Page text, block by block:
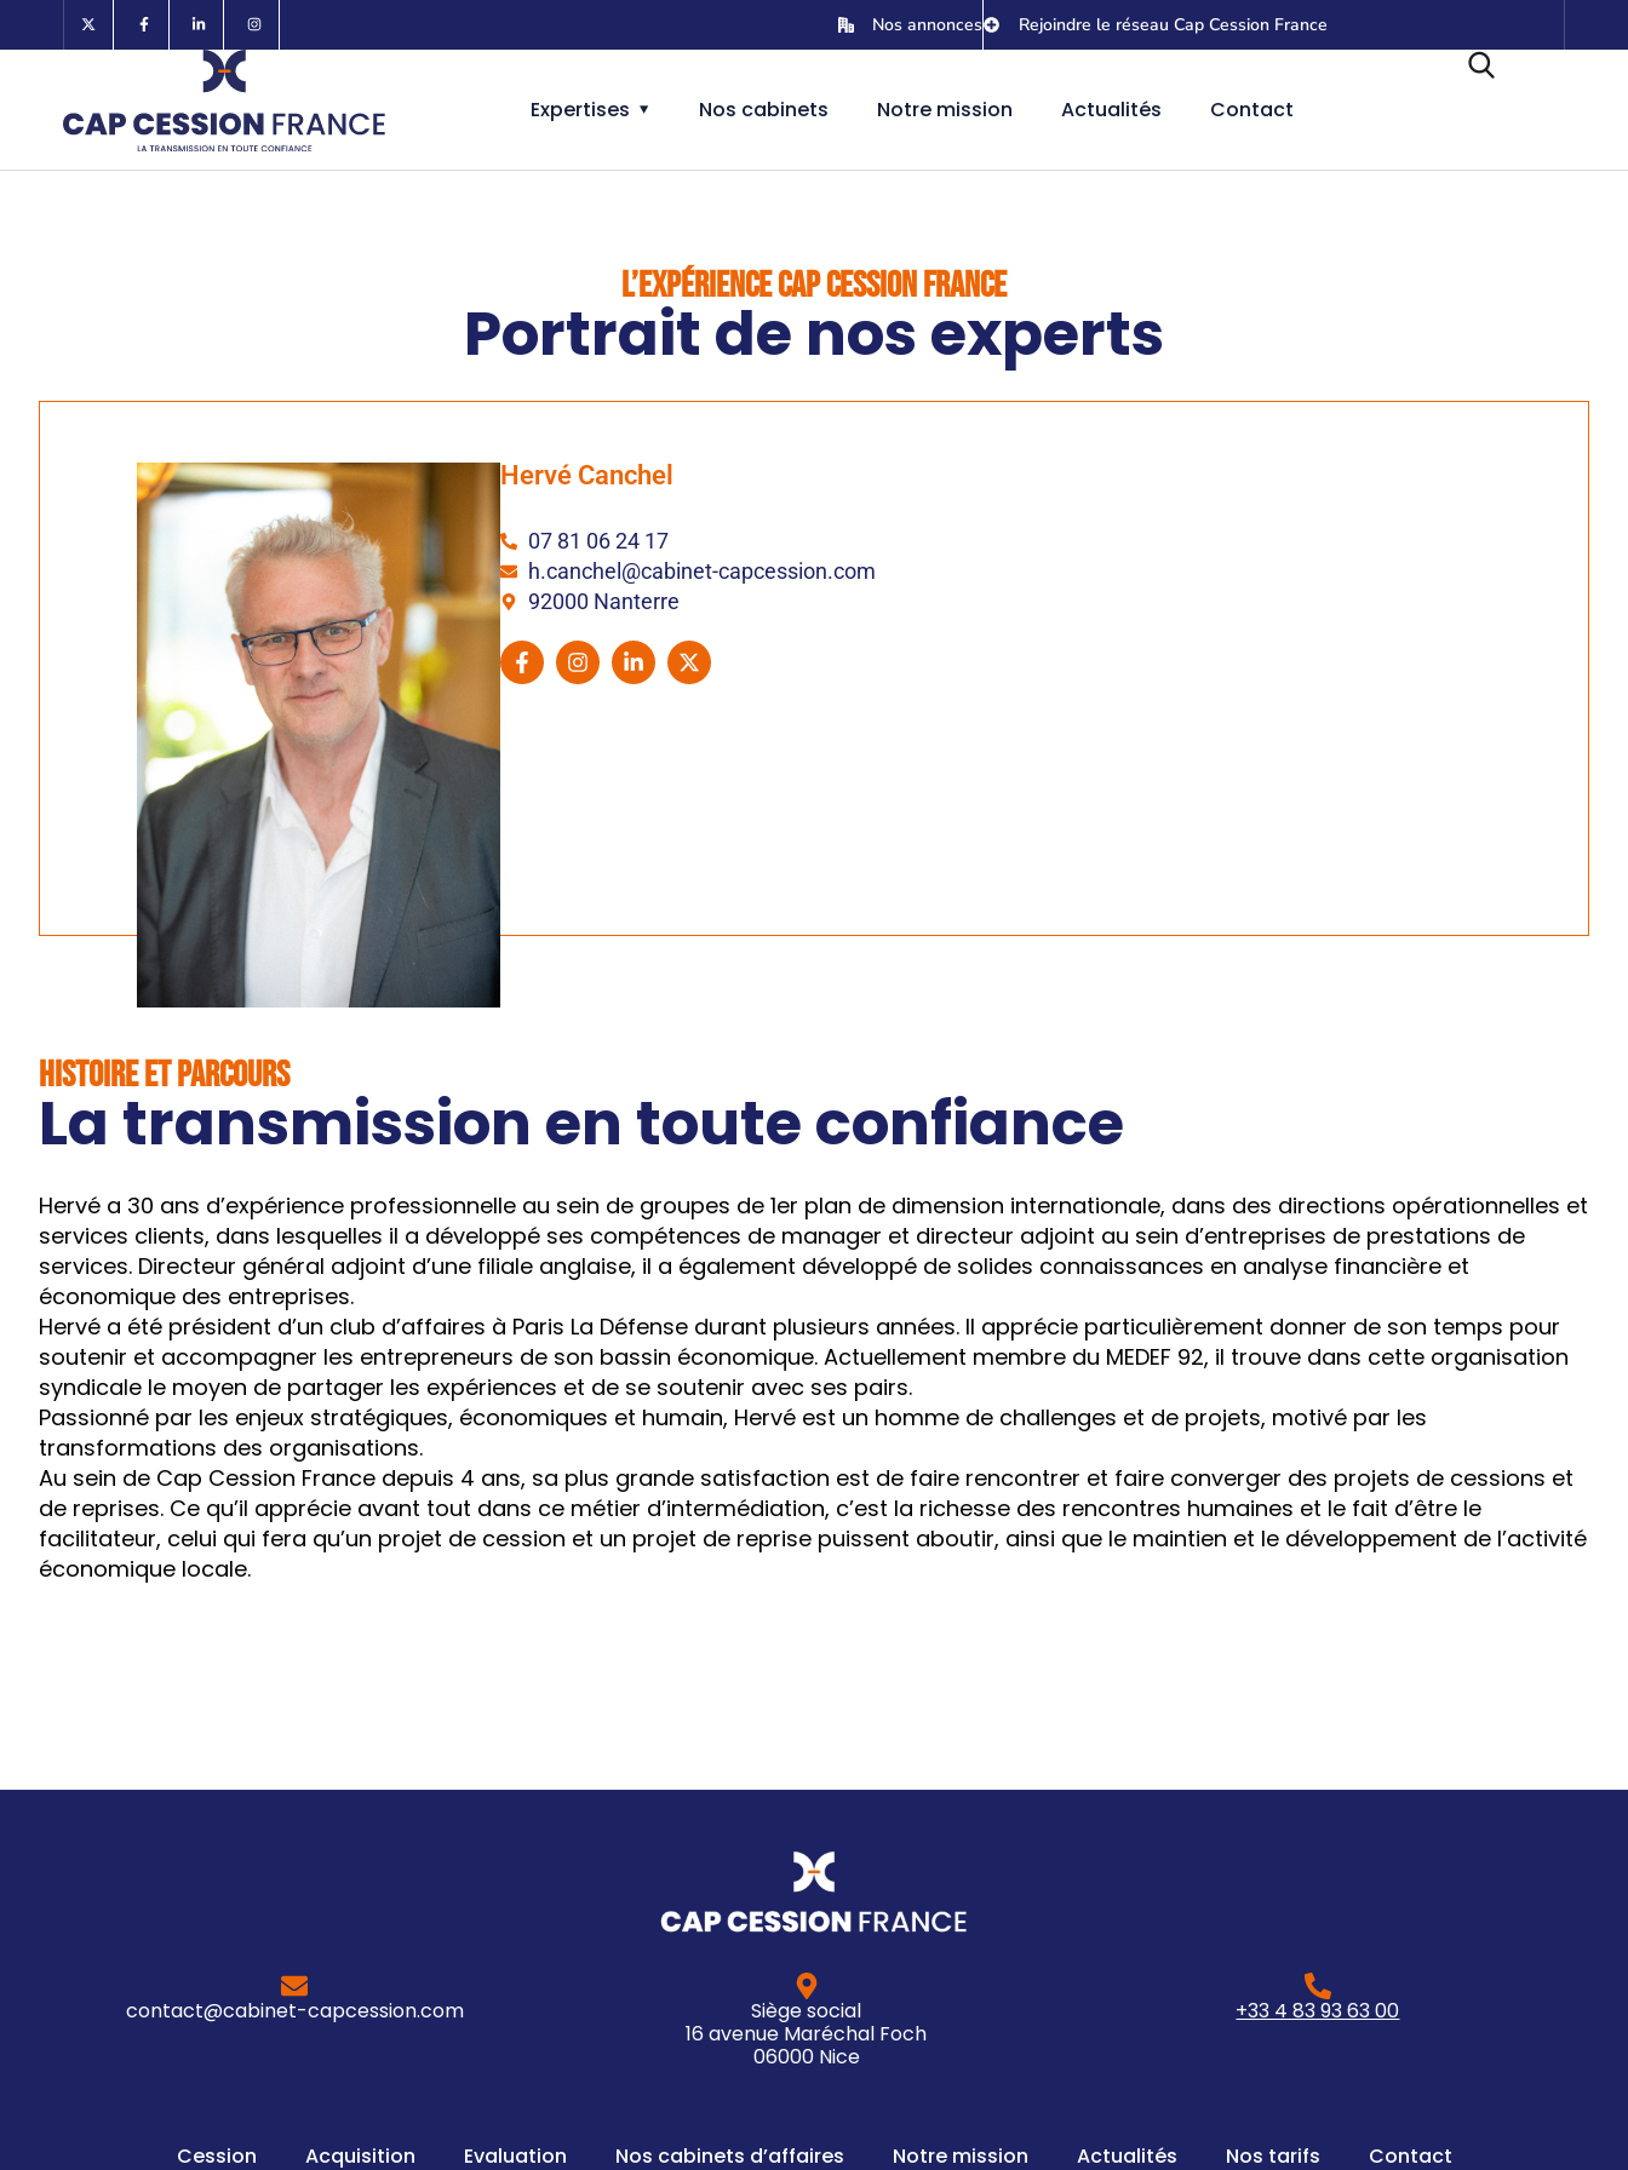
Nos annonces Rejoindre le réseau Cap Cession France
Expertises Nos cabinets Notre mission Actualités Contact
L’EXPÉRIENCE CAP CESSION FRANCE
Portrait de nos experts
Hervé Canchel
07 81 06 24 17
h.canchel@cabinet-capcession.com
92000 Nanterre
HISTOIRE ET PARCOURS
La transmission en toute confiance
Hervé a 30 ans d’expérience professionnelle au sein de groupes de 1er plan de dimension internationale, dans des directions opérationnelles et
services clients, dans lesquelles il a développé ses compétences de manager et directeur adjoint au sein d’entreprises de prestations de
services. Directeur général adjoint d’une filiale anglaise, il a également développé de solides connaissances en analyse financière et
économique des entreprises.
Hervé a été président d’un club d’affaires à Paris La Défense durant plusieurs années. Il apprécie particulièrement donner de son temps pour
soutenir et accompagner les entrepreneurs de son bassin économique. Actuellement membre du MEDEF 92, il trouve dans cette organisation
syndicale le moyen de partager les expériences et de se soutenir avec ses pairs.
Passionné par les enjeux stratégiques, économiques et humain, Hervé est un homme de challenges et de projets, motivé par les
transformations des organisations.
Au sein de Cap Cession France depuis 4 ans, sa plus grande satisfaction est de faire rencontrer et faire converger des projets de cessions et
de reprises. Ce qu’il apprécie avant tout dans ce métier d’intermédiation, c’est la richesse des rencontres humaines et le fait d’être le
facilitateur, celui qui fera qu’un projet de cession et un projet de reprise puissent aboutir, ainsi que le maintien et le développement de l’activité
économique locale.
contact@cabinet-capcession.com
Siège social
16 avenue Maréchal Foch
06000 Nice
+33 4 83 93 63 00
Cession Acquisition Evaluation Nos cabinets d’affaires Notre mission Actualités Nos tarifs Contact